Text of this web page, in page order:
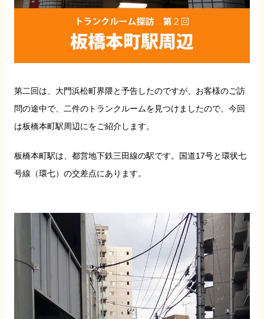
第二回は、大門浜松町界隈と予告したのですが、お客様のご訪
問の途中で、二件のトランクルームを見つけましたので、今回
は板橋本町駅周辺にをご紹介します。
板橋本町駅は、都営地下鉄三田線の駅です。国道17号と環状七
号線（環七）の交差点にあります。